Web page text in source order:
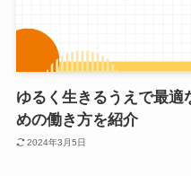
ゆるく生きるうえで最適
めの働き方を紹介
2024年3月5日